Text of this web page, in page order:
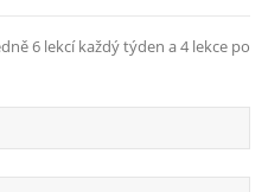
6 lekcí každý týden a 4 lekce po